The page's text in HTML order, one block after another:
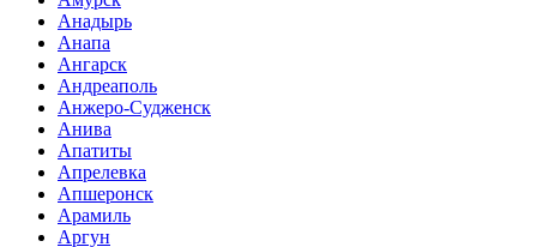
Анадырь
Анапа
Ангарск
Андреаполь
Анжеро-Судженск
Анива
Апатиты
Апрелевка
Апшеронск
Арамиль
Аргун